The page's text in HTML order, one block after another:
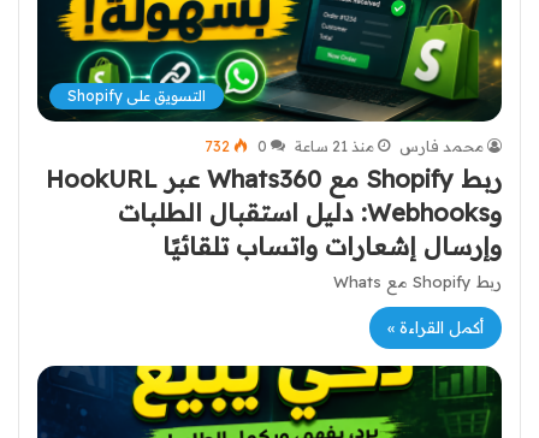
التسويق على Shopify
محمد فارس منذ 21 ساعة 0
732
ربط Shopify مع Whats360 عبر HookURL
وWebhooks: دليل استقبال الطلبات
وإرسال إشعارات واتساب تلقائيًا
ربط Shopify مع Whats
أكمل القراءة »